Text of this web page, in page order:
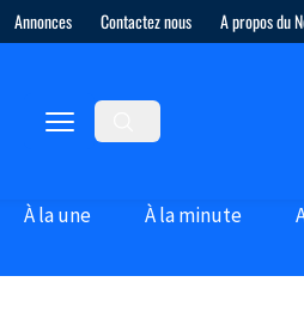
Annonces Contactez nous A propos du
À la une À la minute